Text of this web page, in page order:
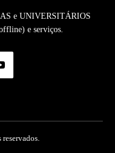
e UNIVERSITÁRIOS
e serviços.